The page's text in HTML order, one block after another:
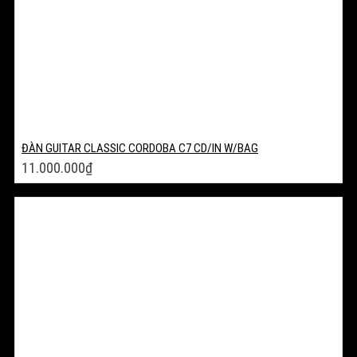
ĐÀN GUITAR CLASSIC CORDOBA C7 CD/IN W/BAG
11.000.000₫